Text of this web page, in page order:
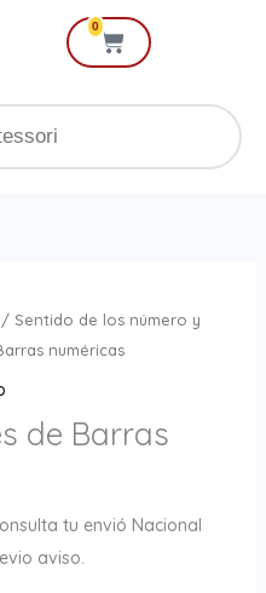
0
Cart
Sentido de los número y
numéricas
de Barras
tu envió Nacional
aviso.